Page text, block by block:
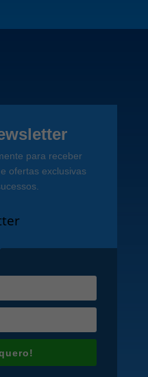
para receber
ofertas exclusivas